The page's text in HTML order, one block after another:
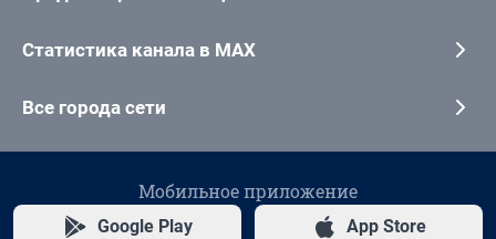
Статистика канала в MAX
Все города сети
Мобильное приложение
Google Play App Store